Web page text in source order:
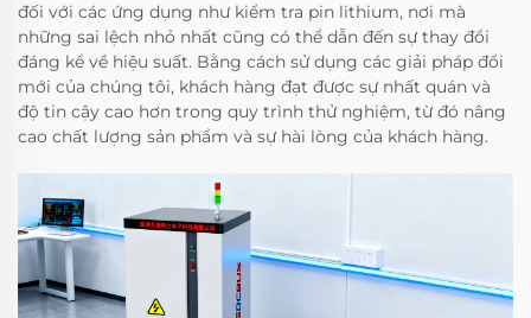
đối với các ứng dụng như kiểm tra pin lithium, nơi mà
những sai lệch nhỏ nhất cũng có thể dẫn đến sự thay đổi
đáng kể về hiệu suất. Bằng cách sử dụng các giải pháp đổi
mới của chúng tôi, khách hàng đạt được sự nhất quán và
độ tin cậy cao hơn trong quy trình thử nghiệm, từ đó nâng
cao chất lượng sản phẩm và sự hài lòng của khách hàng.